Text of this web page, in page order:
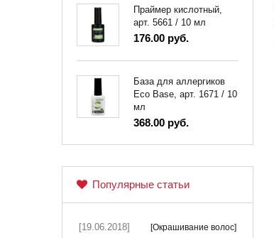
Праймер кислотный,
арт. 5661 / 10 мл
176.00 руб.
База для аллергиков
Eco Base, арт. 1671 / 10
мл
368.00 руб.
Популярные статьи
[19.06.2018] [Окрашивание волос]